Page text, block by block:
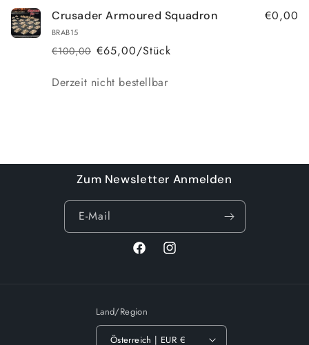
Crusader Armoured Squadron
BRAB15
Normaler
€100,00
Verkaufspreis€65,00/Stück
€0,00
Anzahl
Derzeit nicht bestellbar
Zum Newsletter Anmelden
E-Mail
FacebookInstagram
Land/Region
Österreich | EUR €